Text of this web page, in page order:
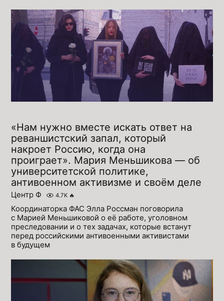
«Нам нужно вместе искать ответ на
реваншистский запал, который
накроет Россию, когда она
проиграет». Мария Меньшикова — об
университетской политике,
антивоенном активизме и своём деле
Центр Ф 4.7K 🔥
Координаторка ФАС Элла Россман поговорила
с Марией Меньшиковой о её работе, уголовном
преследовании и о тех задачах, которые встанут
перед российскими антивоенными активистами
в будущем